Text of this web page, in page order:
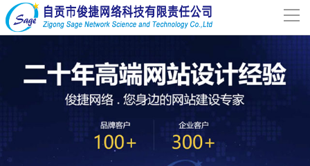
导
关于我们
网站建设